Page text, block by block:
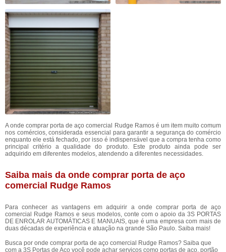
A onde comprar porta de aço comercial Rudge Ramos é um item muito comum
nos comércios, considerada essencial para garantir a segurança do comércio
enquanto ele está fechado, por isso é indispensável que a compra tenha como
principal critério a qualidade do produto. Este produto ainda pode ser
adquirido em diferentes modelos, atendendo a diferentes necessidades.
Saiba mais da onde comprar porta de aço
comercial Rudge Ramos
Para conhecer as vantagens em adquirir a onde comprar porta de aço
comercial Rudge Ramos e seus modelos, conte com o apoio da 3S PORTAS
DE ENROLAR AUTOMÁTICAS E MANUAIS, que é uma empresa com mais de
duas décadas de experiência e atuação na grande São Paulo. Saiba mais!
Busca por onde comprar porta de aço comercial Rudge Ramos? Saiba que
com a 3S Portas de Aço você pode achar serviços como portas de aço, portão